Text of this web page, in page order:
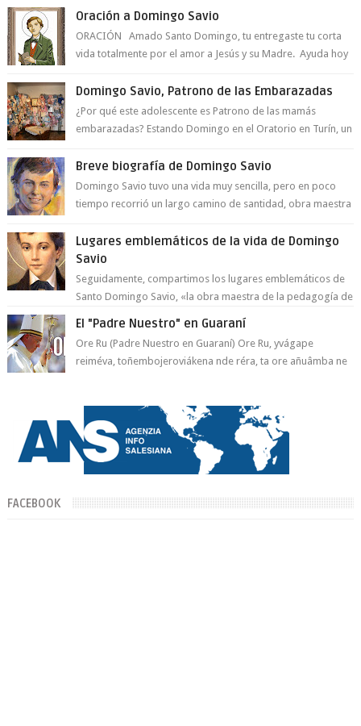
Oración a Domingo Savio
ORACIÓN Amado Santo Domingo, tu entregaste tu corta
vida totalmente por el amor a Jesús y su Madre. Ayuda hoy
Domingo Savio, Patrono de las Embarazadas
¿Por qué este adolescente es Patrono de las mamás
embarazadas? Estando Domingo en el Oratorio en Turín, un
Breve biografía de Domingo Savio
Domingo Savio tuvo una vida muy sencilla, pero en poco
tiempo recorrió un largo camino de santidad, obra maestra
Lugares emblemáticos de la vida de Domingo
Savio
Seguidamente, compartimos los lugares emblemáticos de
Santo Domingo Savio, «la obra maestra de la pedagogía de
El "Padre Nuestro" en Guaraní
Ore Ru (Padre Nuestro en Guaraní) Ore Ru, yvágape
reiméva, toñembojeroviákena nde réra, ta ore añuâmba ne
FACEBOOK